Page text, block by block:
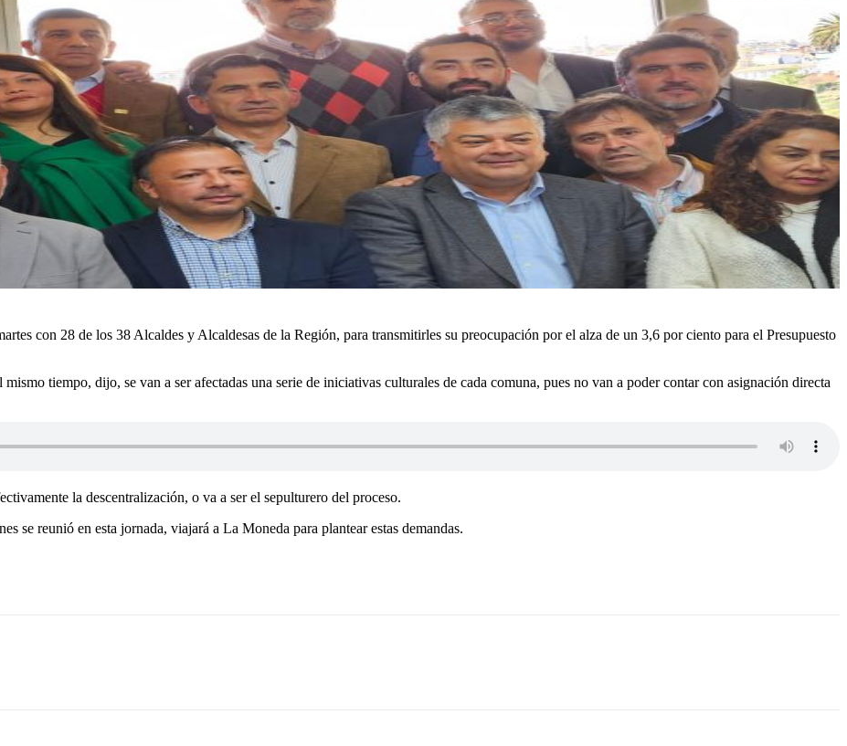
con 28 de los 38 Alcaldes y Alcaldesas de la Región, para transmitirles su preocupación por el alza de un 3,6 por ciento para el Presupuesto
tiempo, dijo, se van a ser afectadas una serie de iniciativas culturales de cada comuna, pues no van a poder contar con asignación directa
la descentralización, o va a ser el sepulturero del proceso.
se reunió en esta jornada, viajará a La Moneda para plantear estas demandas.